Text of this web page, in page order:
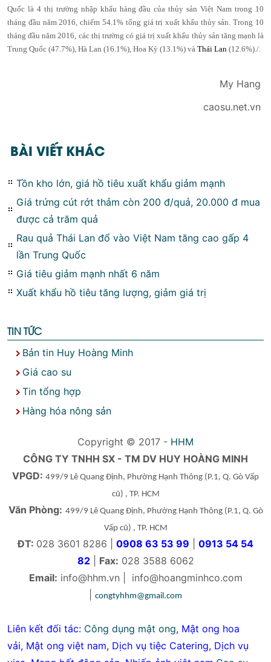
Quốc là 4 thị trường nhập khẩu hàng đầu của thủy sản Việt Nam trong 10
tháng đầu năm 2016, chiếm 54.1% tổng giá trị xuất khẩu thủy sản. Trong 10
tháng đầu năm 2016, các thị trường có giá trị xuất khẩu thủy sản tăng mạnh là
Trung Quốc (47.7%), Hà Lan (16.1%), Hoa Kỳ (13.1%) và Thái Lan (12.6%)./.
My Hang
caosu.net.vn
BÀI VIẾT KHÁC
Tồn kho lớn, giá hồ tiêu xuất khẩu giảm mạnh
Giá trứng cút rớt thảm còn 200 đ/quả, 20.000 đ mua
được cả trăm quả
Rau quả Thái Lan đổ vào Việt Nam tăng cao gấp 4
lần Trung Quốc
Giá tiêu giảm mạnh nhất 6 năm
Xuất khẩu hồ tiêu tăng lượng, giảm giá trị
TIN TỨC
Bản tin Huy Hoàng Minh
Giá cao su
Tin tổng hợp
Hàng hóa nông sản
Copyright © 2017 - HHM
CÔNG TY TNHH SX - TM DV HUY HOÀNG MINH
VPGD: 499/9 Lê Quang Định, Phường Hạnh Thông (P.1, Q. Gò Vấp
cũ) , TP. HCM
Văn Phòng: 499/9 Lê Quang Định, Phường Hạnh Thông(P.1, Q. Gò
Vấp cũ) , TP. HCM
ĐT: 028 3601 8286 | 0908 63 53 99
0913 54 54
82| Fax: 028 3588 6062
Email: info@hhm.vn
info@hoangminhco.com
congtyhhm@gmail.com
Liên kết đối tác: Công dụng mật ong, Mật ong hoa
vải, Mật ong việt nam, Dịch vụ tiệc Catering, Dịch vụ